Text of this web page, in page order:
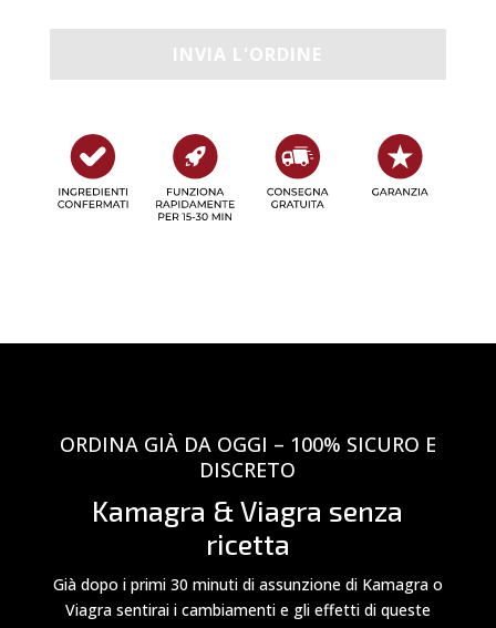
ORDINA GIÀ DA OGGI – 100% SICURO E
DISCRETO
Kamagra & Viagra senza
ricetta
Già dopo i primi 30 minuti di assunzione di Kamagra o
Viagra sentirai i cambiamenti e gli effetti di queste